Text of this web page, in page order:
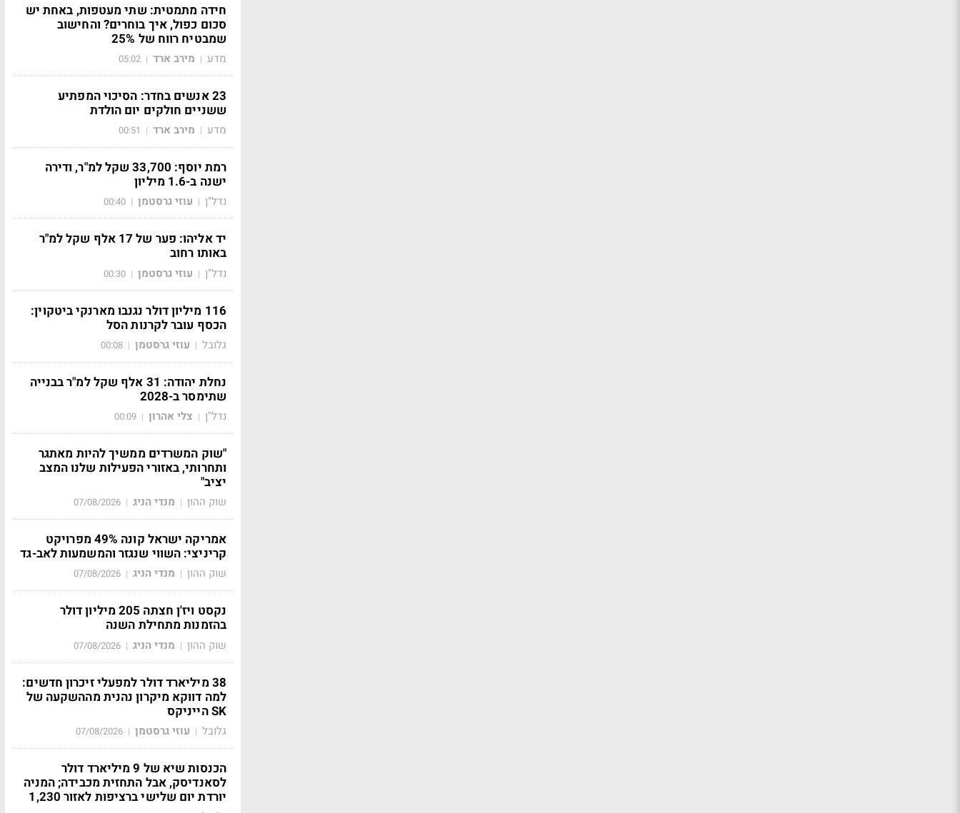
חידה מתמטית: שתי מעטפות, באחת יש
סכום כפול, איך בוחרים? והחישוב
שמבטיח רווח של 25%
מדע | מירב ארד |
05:02
23 אנשים בחדר: הסיכוי המפתיע
ששניים חולקים יום הולדת
מדע | מירב ארד |
00:51
רמת יוסף: 33,700 שקל למ"ר, ודירה
ישנה ב-1.6 מיליון
נדל"ן | עוזי גרסטמן |
00:40
יד אליהו: פער של 17 אלף שקל למ"ר
באותו רחוב
נדל"ן | עוזי גרסטמן |
00:30
116 מיליון דולר נגנבו מארנקי ביטקוין:
הכסף עובר לקרנות הסל
גלובל | עוזי גרסטמן |
00:08
נחלת יהודה: 31 אלף שקל למ"ר בבנייה
שתימסר ב-2028
נדל"ן | צלי אהרון |
00:09
"שוק המשרדים ממשיך להיות מאתגר
ותחרותי, באזורי הפעילות שלנו המצב
יציב"
שוק ההון | מנדי הניג |
07/08/2026
אמריקה ישראל קונה 49% מפרויקט
קריניצי: השווי שנגזר והמשמעות לאב-גד
שוק ההון | מנדי הניג |
07/08/2026
נקסט ויז'ן חצתה 205 מיליון דולר
בהזמנות מתחילת השנה
שוק ההון | מנדי הניג |
07/08/2026
38 מיליארד דולר למפעלי זיכרון חדשים:
למה דווקא מיקרון נהנית מההשקעה של
SK הייניקס
גלובל | עוזי גרסטמן |
07/08/2026
הכנסות שיא של 9 מיליארד דולר
לסאנדיסק, אבל התחזית מכבידה; המניה
יורדת יום שלישי ברציפות לאזור 1,230